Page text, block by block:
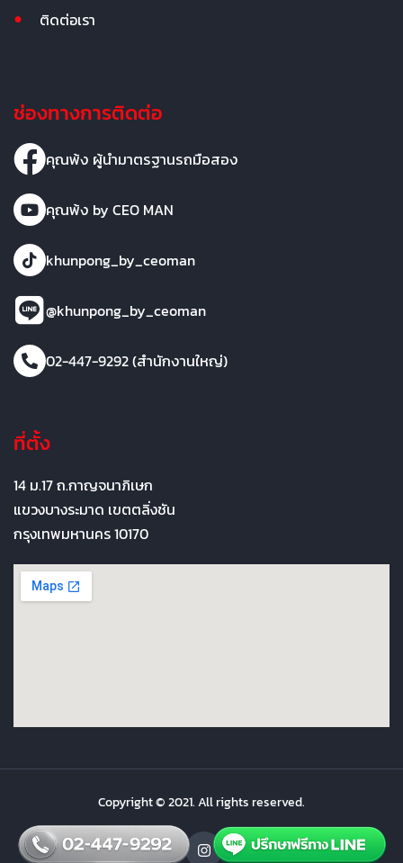
ติดต่อเรา
ช่องทางการติดต่อ
คุณพ้ง ผู้นำมาตรฐานรถมือสอง
คุณพ้ง by CEO MAN
khunpong_by_ceoman
@khunpong_by_ceoman
02-447-9292 (สำนักงานใหญ่)
ที่ตั้ง
14 ม.17 ถ.กาญจนาภิเษก
แขวงบางระมาด เขตตลิ่งชัน
กรุงเทพมหานคร 10170
Copyright © 2021. All rights reserved.